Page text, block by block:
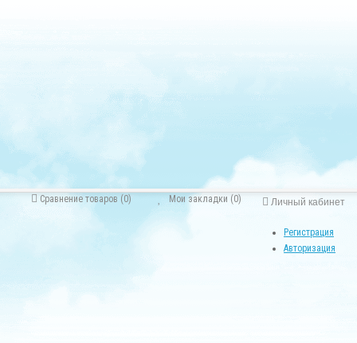
Личный кабинет
Регистрация
Авторизация
Мои закладки (0)
Сравнение товаров (0)